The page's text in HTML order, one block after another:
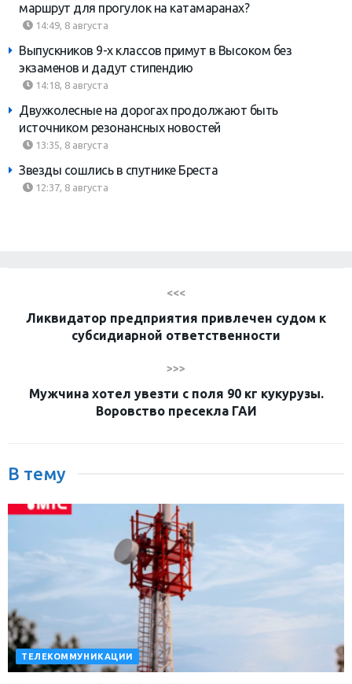
маршрут для прогулок на катамаранах?
14:49, 8 августа
Выпускников 9-х классов примут в Высоком без
экзаменов и дадут стипендию
14:18, 8 августа
Двухколесные на дорогах продолжают быть
источником резонансных новостей
13:35, 8 августа
Звезды сошлись в спутнике Бреста
12:37, 8 августа
<<<
Ликвидатор предприятия привлечен судом к
субсидиарной ответственности
>>>
Мужчина хотел увезти с поля 90 кг кукурузы.
Воровство пресекла ГАИ
В тему
ТЕЛЕКОММУНИКАЦИИ